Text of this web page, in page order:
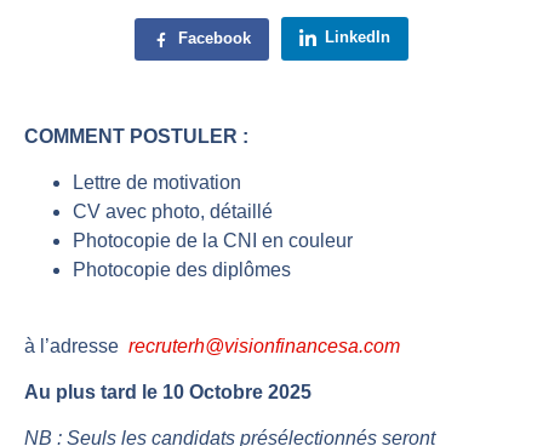
COMMENT POSTULER :
Lettre de motivation
CV avec photo, détaillé
Photocopie de la CNI en couleur
Photocopie des diplômes
à l’adresse recruterh@visionfinancesa.com
Au plus tard le 10 Octobre 2025
NB : Seuls les candidats présélectionnés seront
Facebook LinkedIn